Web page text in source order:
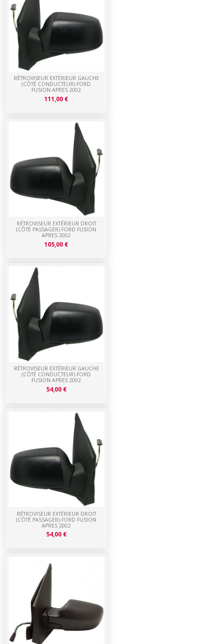
RÉTROVISEUR EXTÉRIEUR DROIT
(CÔTÉ PASSAGER) FORD FUSION
APRES 2002
54,00 €
RÉTROVISEUR EXTÉRIEUR GAUCHE
(CÔTÉ CONDUCTEUR) FORD
FUSION APRES 2002
54,00 €
RÉTROVISEUR EXTÉRIEUR DROIT
(CÔTÉ PASSAGER) FORD FUSION
APRES 2002
105,00 €
RÉTROVISEUR EXTÉRIEUR GAUCHE
(CÔTÉ CONDUCTEUR) FORD
FUSION APRES 2002
111,00 €